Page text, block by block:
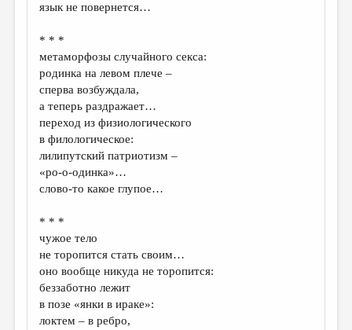
ОБЗОР ЛИТЕРАТУРЫ
СТРАНИЦЫ ПАМЯТИ
ОБЪЯВЛЕНИЯ
РЕДКОЛЛЕГИЯ
ОТ РЕДАКЦИИ
МАЛАЯ ПРОЗА
ЛИТЕРАТУРОВЕДЕНИЕ
КУЛЬТУРОВЕДЕНИЕ
ПУБЛИЦИСТИКА
РЕЦЕНЗИРОВАНИЕ
язык не повернется…
* * *
метаморфозы случайного секса:
родинка на левом плече –
сперва возбуждала,
а теперь раздражает…
переход из физиологического
в филологическое:
лилипутский патриотизм –
«ро-о-одинка»…
слово-то какое глупое…
* * *
чужое тело
не торопится стать своим…
оно вообще никуда не торопится:
беззаботно лежит
в позе «янки в ираке»:
локтем – в ребро,